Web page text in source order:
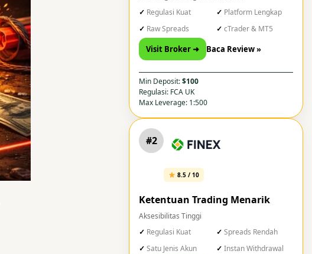
Regulasi Kuat
Platform Lengkap
Raw Spreads
cTrader & MT5
Visit Broker ➜ Baca Review »
Min Deposit:$100
Regulasi: FCA UK
Max Leverage: 1:500
#2
8.5 / 10
Ketentuan Trading Menarik
Aksesibilitas Tinggi
Regulasi Kuat
Spreads Rendah
Satu Jenis Akun
Instan Withdrawal